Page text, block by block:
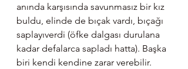
anında karşısında savunmasız bir kız
buldu, elinde de bıçak vardı, bıçağı
saplayıverdi (öfke dalgası durulana
kadar defalarca sapladı hatta). Başka
biri kendi kendine zarar verebilir.